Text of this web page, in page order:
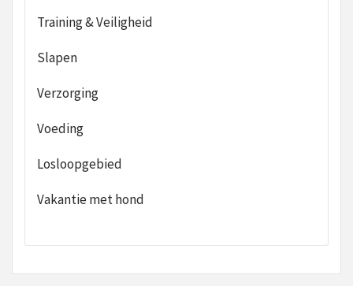
Training & Veiligheid
Slapen
Verzorging
Voeding
Losloopgebied
Vakantie met hond